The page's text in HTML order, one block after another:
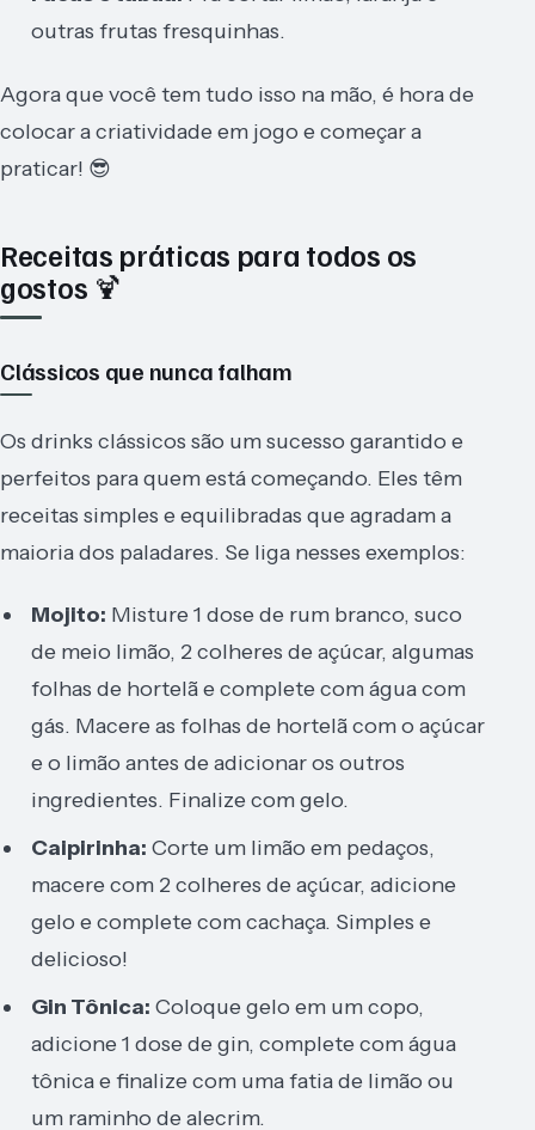
outras frutas fresquinhas.
Agora que você tem tudo isso na mão, é hora de
colocar a criatividade em jogo e começar a
praticar! 😎
Receitas práticas para todos os
gostos 🍹
Clássicos que nunca falham
Os drinks clássicos são um sucesso garantido e
perfeitos para quem está começando. Eles têm
receitas simples e equilibradas que agradam a
maioria dos paladares. Se liga nesses exemplos:
Mojito: Misture 1 dose de rum branco, suco
de meio limão, 2 colheres de açúcar, algumas
folhas de hortelã e complete com água com
gás. Macere as folhas de hortelã com o açúcar
e o limão antes de adicionar os outros
ingredientes. Finalize com gelo.
Caipirinha: Corte um limão em pedaços,
macere com 2 colheres de açúcar, adicione
gelo e complete com cachaça. Simples e
delicioso!
Gin Tônica: Coloque gelo em um copo,
adicione 1 dose de gin, complete com água
tônica e finalize com uma fatia de limão ou
um raminho de alecrim.